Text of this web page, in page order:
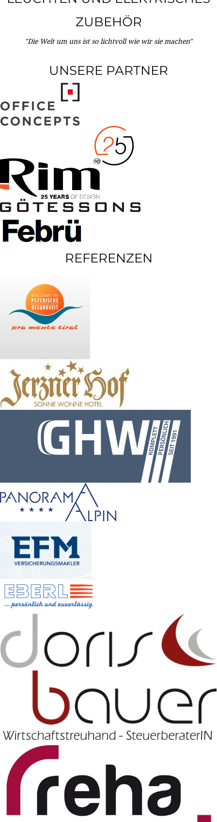
ZUBEHÖR
"Die Welt um uns ist so lichtvoll wie wir sie machen"
UNSERE PARTNER
REFERENZEN